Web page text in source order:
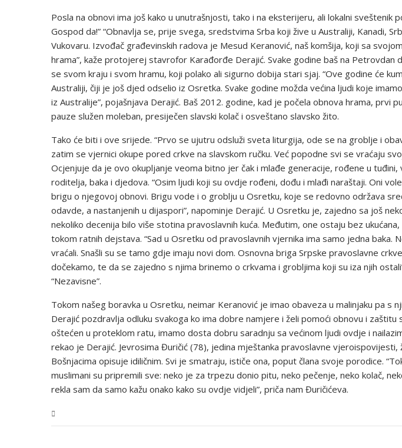
Posla na obnovi ima još kako u unutrašnjosti, tako i na eksterijeru, ali lokalni sveštenik
Gospod da!” “Obnavlja se, prije svega, sredstvima Srba koji žive u Australiji, Kanadi,
Vukovaru. Izvođač građevinskih radova je Mesud Keranović, naš komšija, koji sa
hrama”, kaže protojerej stavrofor Karađorđe Derajić. Svake godine baš na Petrovdan
se svom kraju i svom hramu, koji polako ali sigurno dobija stari sjaj. “Ove godine će
Australiji, čiji je još djed odselio iz Osretka. Svake godine možda većina ljudi koje
iz Australije”, pojašnjava Derajić. Baš 2012. godine, kad je počela obnova hrama, prvi
pauze služen moleban, presiječen slavski kolač i osveštano slavsko žito.
Tako će biti i ove srijede. “Prvo se ujutru odsluži sveta liturgija, ode se na groblje i
zatim se vjernici okupe pored crkve na slavskom ručku. Već popodne svi se vraćaju
Ocjenjuje da je ovo okupljanje veoma bitno jer čak i mlađe generacije, rođene u tuđini,
roditelja, baka i djedova. “Osim ljudi koji su ovdje rođeni, dođu i mlađi naraštaji. Oni
brigu o njegovoj obnovi. Brigu vode i o groblju u Osretku, koje se redovno održava
odavde, a nastanjenih u dijaspori”, napominje Derajić. U Osretku je, zajedno sa još
nekoliko decenija bilo više stotina pravoslavnih kuća. Međutim, one ostaju bez
tokom ratnih dejstava. “Sad u Osretku od pravoslavnih vjernika ima samo jedna baka.
vraćali. Snašli su se tamo gdje imaju novi dom. Osnovna briga Srpske pravoslavne
dočekamo, te da se zajedno s njima brinemo o crkvama i grobljima koji su iza njih
“Nezavisne”.
Tokom našeg boravka u Osretku, neimar Keranović je imao obaveza u malinjaku pa s
Derajić pozdravlja odluku svakoga ko ima dobre namjere i želi pomoći obnovu i zaštitu
oštećen u proteklom ratu, imamo dosta dobru saradnju sa većinom ljudi ovdje i
rekao je Derajić. Jevrosima Đuričić (78), jedina mještanka pravoslavne vjeroispovijesti,
Bošnjacima opisuje idiličnim. Svi je smatraju, ističe ona, poput člana svoje porodice.
muslimani su pripremili sve: neko je za trpezu donio pitu, neko pečenje, neko kolač,
rekla sam da samo kažu onako kako su ovdje vidjeli”, priča nam Đuričićeva.